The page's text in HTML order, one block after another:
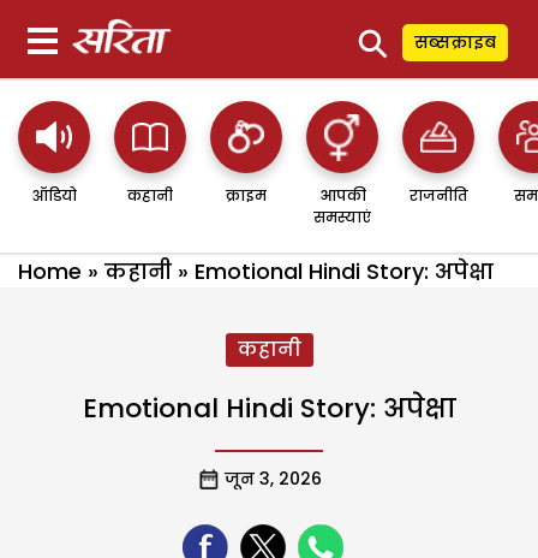
⚲ सब्सक्राइब
ऑडियो कहानी क्राइम
आपकी
समस्याएं
राजनीति
Home » कहानी » Emotional Hindi Story: अपेक्षा
कहानी
Emotional Hindi Story: अपेक्षा
जून 3, 2026